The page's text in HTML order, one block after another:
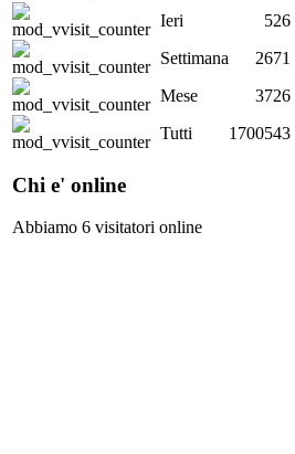
Ieri
526
Settimana
2671
Mese
3726
Tutti
1700543
Chi e' online
Abbiamo 6 visitatori online